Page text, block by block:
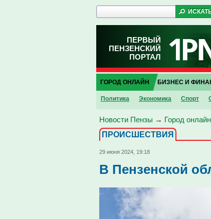
ПЕРВЫЙ
ПЕНЗЕНСКИЙ
ПОРТАЛ
ГОРОД ОНЛАЙН
Политика Экономика Спорт
БИЗНЕС И
Новости Пензы → Город онлайн
ПРОИCШЕСТВИЯ
29 июня 2024, 19:18
В Пензенской